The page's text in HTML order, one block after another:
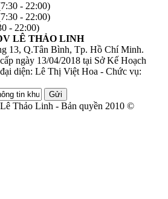
- 22:00)
- 22:00)
- 22:00)
LÊ THẢO LINH
13, Q.Tân Bình, Tp. Hồ Chí Minh.
ngày 13/04/2018 tại Sở Kế Hoạch
diện: Lê Thị Việt Hoa - Chức vụ:
Gửi
Thảo Linh - Bản quyền 2010 ©